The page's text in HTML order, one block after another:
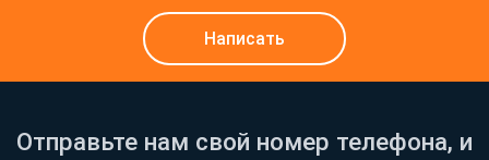
Написать
Отправьте нам свой номер телефона, и